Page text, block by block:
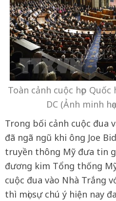
Toàn cảnh cuộc họp
DC (Ảnh minh
Trong bối cảnh cuộc đua
đã ngã ngũ khi ông Joe
truyền thông Mỹ đưa tin
đương kim Tổng thống
cuộc đua vào Nhà Trắng
thì mọi sự chú ý hiện nay